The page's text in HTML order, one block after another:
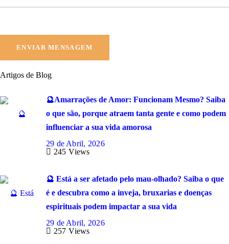
Artigos de Blog
🔮Amarrações de Amor: Funcionam Mesmo? Saiba
o que são, porque atraem tanta gente e como podem
influenciar a sua vida amorosa
29 de Abril, 2026
245 Views
🔮 Está a ser afetado pelo mau‑olhado? Saiba o que
é e descubra como a inveja, bruxarias e doenças
espirituais podem impactar a sua vida
29 de Abril, 2026
257 Views